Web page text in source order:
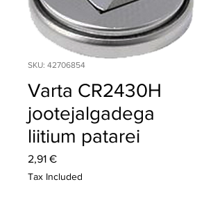
SKU: 42706854
Varta CR2430H
jootejalgadega
liitium patarei
2,91 €Price
Tax Included